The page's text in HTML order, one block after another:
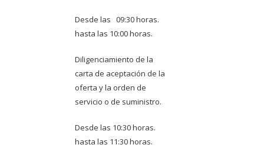
Desde las 09:30 horas.
hasta las 10:00 horas.
Diligenciamiento de la
carta de aceptación de la
oferta y la orden de
servicio o de suministro.
Desde las 10:30 horas.
hasta las 11:30 horas.